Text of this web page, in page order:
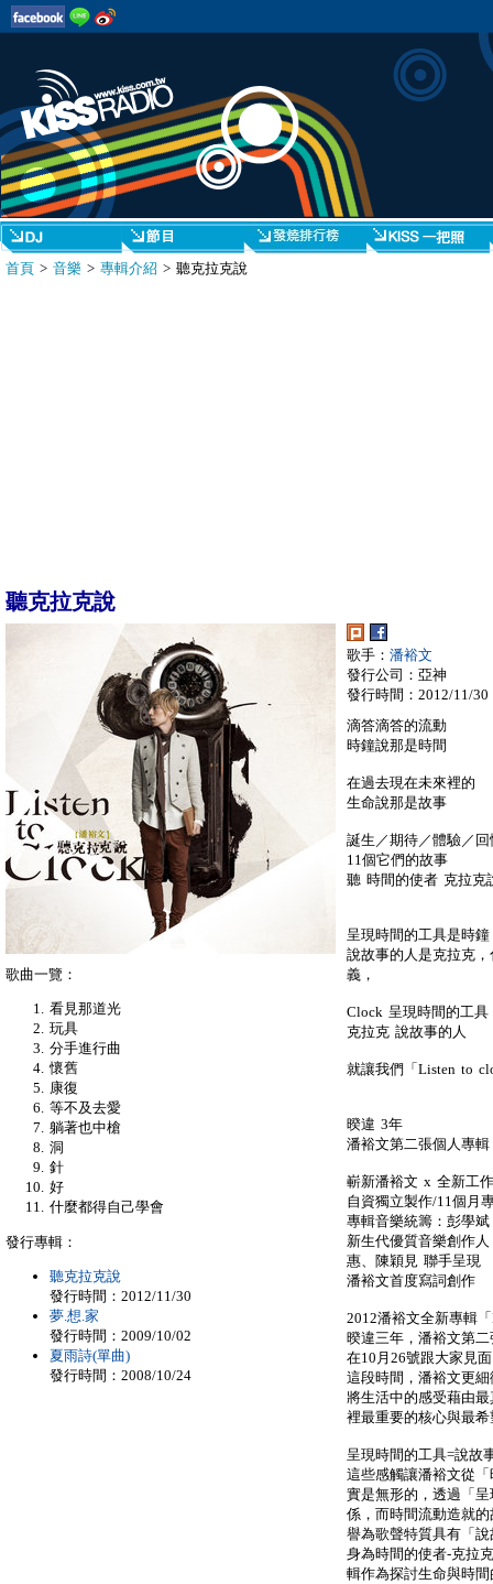
首頁 > 音樂 > 專輯介紹 > 聽克拉克說
聽克拉克說
歌手： 潘裕文
發行公司：亞神
發行時間：2012/11/30
滴答滴答的流動
時鐘說那是時間
在過去現在未來裡的
生命說那是故事
誕生／期待／體驗／
11個它們的故事
聽 時間的使者 克拉克
呈現時間的工具是時
說故事的人是克拉克
義，
Clock 呈現時間的工具
克拉克 說故事的人
就讓我們「Listen to
暌違 3年
潘裕文第二張個人專
嶄新潘裕文 x 全新工
自資獨立製作/11個月
專輯音樂統籌：彭學斌
新生代優質音樂創作
惠、陳穎見 聯手呈現
潘裕文首度寫詞創作
2012潘裕文全新專輯
暌違三年，潘裕文第
在10月26號跟大家見
這段時間，潘裕文更
將生活中的感受藉由
裡最重要的核心與最
呈現時間的工具=說故
這些感觸讓潘裕文從
實是無形的，透過「
係，而時間流動造就
譽為歌聲特質具有「
身為時間的使者-克拉
輯作為探討生命與時
歌曲一覽：
看見那道光
玩具
分手進行曲
懷舊
康復
等不及去愛
躺著也中槍
洞
針
好
什麼都得自己學會
發行專輯：
聽克拉克說
發行時間：2012/11/30
夢.想.家
發行時間：2009/10/02
夏雨詩(單曲)
發行時間：2008/10/24